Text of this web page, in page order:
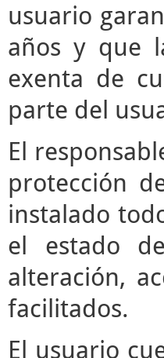
usuario
años y que
exenta de
parte del
El
protección
instalado
el estado
alteración,
facilitados.
El usuario